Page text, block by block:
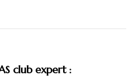
club expert :